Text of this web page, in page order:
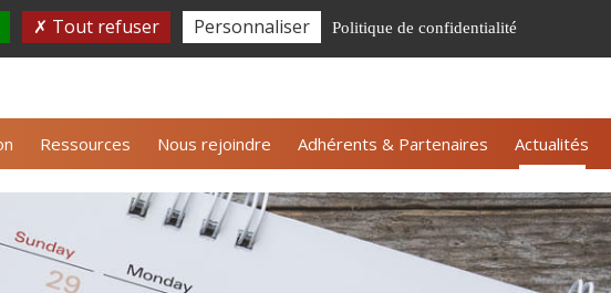
Ressources Nous rejoindre Adhérents & Partenaires Actualités
à la newsletter ALLICE Nous contacter Espace adhérents
Tout refuser Personnaliser Politique de confidentialité